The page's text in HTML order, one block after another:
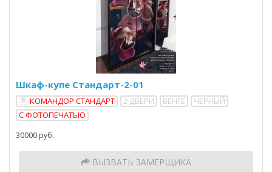
Шкаф-купе Стандарт-2-01
КОМАНДОР СТАНДАРТ 2 ДВЕРИ ВЕНГЕ
ЧЕРНЫЙ
С ФОТОПЕЧАТЬЮ
30000 руб.
ВЫЗВАТЬ ЗАМЕРЩИКА